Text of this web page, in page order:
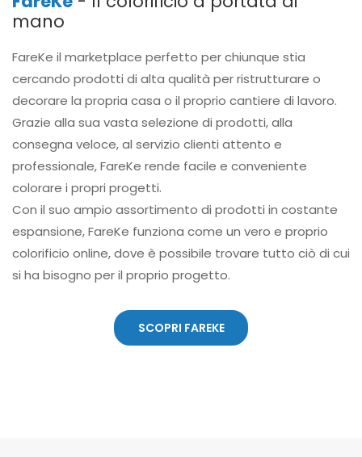
mano
FareKe il marketplace perfetto per chiunque stia
cercando prodotti di alta qualità per ristrutturare o
decorare la propria casa o il proprio cantiere di lavoro.
Grazie alla sua vasta selezione di prodotti, alla
consegna veloce, al servizio clienti attento e
professionale, FareKe rende facile e conveniente
colorare i propri progetti.
Con il suo ampio assortimento di prodotti in costante
espansione, FareKe funziona come un vero e proprio
colorificio online, dove è possibile trovare tutto ciò di cui
si ha bisogno per il proprio progetto.
SCOPRI FAREKE